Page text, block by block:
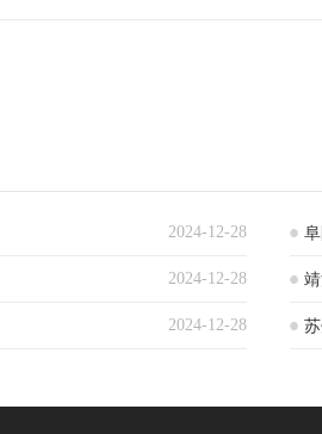
2024-12-28
2024-12-28
2024-12-28